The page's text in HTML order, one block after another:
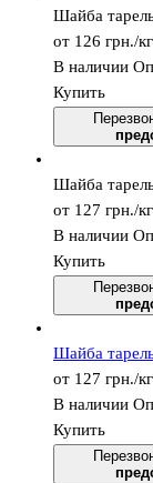
Шайба
от 126 грн./кг
В наличии
Купить
Шайба
от 127 грн./кг
В наличии
Купить
Шайба
от 127 грн./кг
В наличии
Купить